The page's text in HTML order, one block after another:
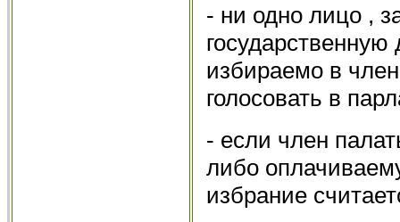
- ни одно лицо ,
избираемо в
голосовать в
- если член
либо
избрание